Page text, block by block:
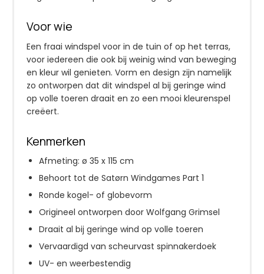
Voor wie
Een fraai windspel voor in de tuin of op het terras,
voor iedereen die ook bij weinig wind van beweging
en kleur wil genieten. Vorm en design zijn namelijk
zo ontworpen dat dit windspel al bij geringe wind
op volle toeren draait en zo een mooi kleurenspel
creëert.
Kenmerken
Afmeting: ø 35 x 115 cm
Behoort tot de Satørn Windgames Part 1
Ronde kogel- of globevorm
Origineel ontworpen door Wolfgang Grimsel
Draait al bij geringe wind op volle toeren
Vervaardigd van scheurvast spinnakerdoek
UV- en weerbestendig